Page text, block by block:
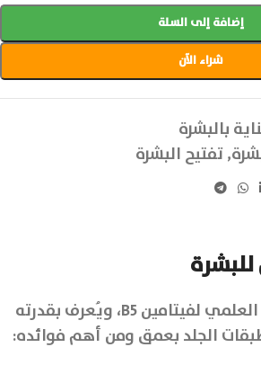
إضافة إلى السلة
شراء الآن
بالبشرة
,تفتيح البشرة
للبشرة
البانثينول هو الاسم العلمي لفيتامين B5، ويُعرف بقدرته
الجلد بعمق ومن أهم فوائده: